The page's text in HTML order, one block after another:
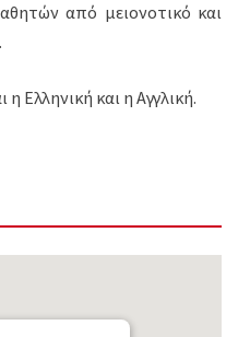
από μειονοτικό και
Ελληνική και η Αγγλική.